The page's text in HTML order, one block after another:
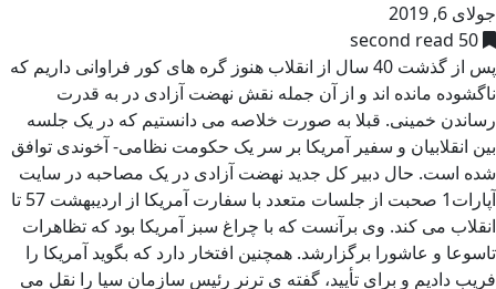
جولای 6, 2019
50 second read
پس از گذشت 40 سال از انقلاب هنوز گره های کور فراوانی داریم که
ناگشوده مانده اند و از آن جمله نقش نهضت آزادی در به قدرت
رساندن خمینی. قبلا به صورت خلاصه می دانستیم که در یک جلسه
بین انقلابیان و سفیر آمریکا بر سر یک حکومت نظامی- آخوندی توافق
شده است. حال دبیر کل جدید نهضت آزادی در یک مصاحبه در سایت
آپارات1 صحبت از جلسات متعدد با سفارت آمریکا از اردیبهشت 57 تا
انقلاب می کند. وی برآنست که با چراغ سبز آمریکا بود که تظاهرات
تاسوعا و عاشورا برگزارشد. همچنین افتخار دارد که بگوید آمریکا را
فریب دادیم و برای تأیید، گفته ی ترنر رئیس سازمان سیا را نقل می